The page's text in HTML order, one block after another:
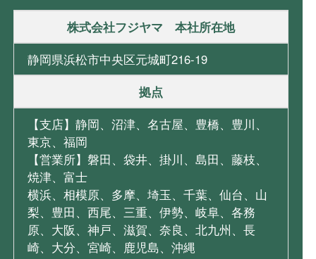
株式会社フジヤマ 本社所在地
静岡県浜松市中央区元城町216-19
拠点
【支店】静岡、沼津、名古屋、豊橋、豊川、
東京、福岡
【営業所】磐田、袋井、掛川、島田、藤枝、
焼津、富士
横浜、相模原、多摩、埼玉、千葉、仙台、山
梨、豊田、西尾、三重、伊勢、岐阜、各務
原、大阪、神戸、滋賀、奈良、北九州、長
崎、大分、宮崎、鹿児島、沖縄